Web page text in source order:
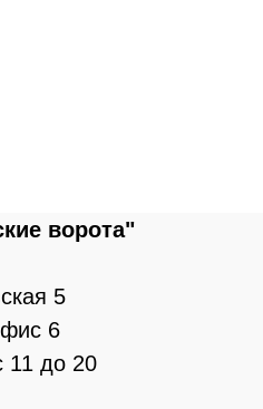
ворота"
5
6
11 до 20